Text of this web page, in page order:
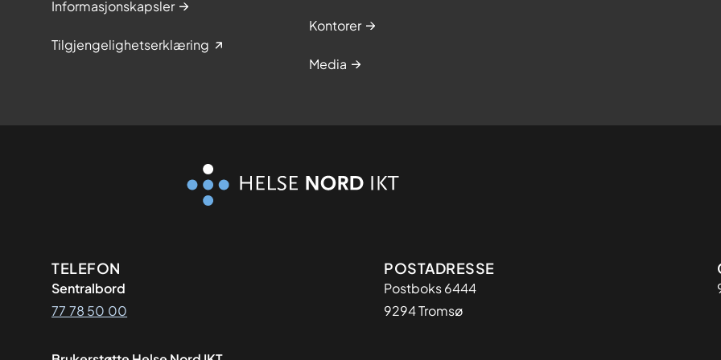
Informasjonskapsler
Tilgjengelighetserklæring
Kontorer
Media
Kontaktinformasjon
TELEFON
Sentralbord
77 78 50 00
Adresse
POSTADRESSE
Postboks 6444
9294 Tromsø